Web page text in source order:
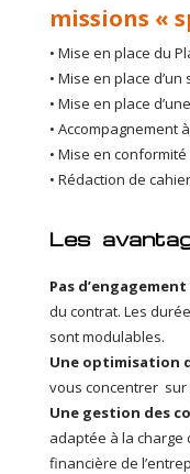
missions «
• Mise en place du
• Mise en place
• Mise en place
• Accompagnement
• Mise en
• Rédaction de
Les
Pas d’engagement
du contrat. Les
sont modulables.
Une optimisation
vous concentrer
Une gestion des
adaptée à la charge
financière de